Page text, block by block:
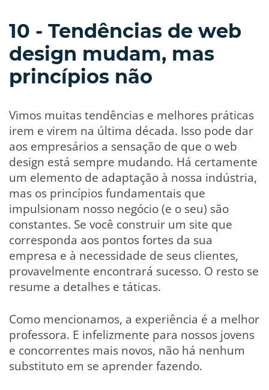
10 - Tendências de web
design mudam, mas
princípios não
Vimos muitas tendências e melhores práticas
irem e virem na última década. Isso pode dar
aos empresários a sensação de que o web
design está sempre mudando. Há certamente
um elemento de adaptação à nossa indústria,
mas os princípios fundamentais que
impulsionam nosso negócio (e o seu) são
constantes. Se você construir um site que
corresponda aos pontos fortes da sua
empresa e à necessidade de seus clientes,
provavelmente encontrará sucesso. O resto se
resume a detalhes e táticas.
Como mencionamos, a experiência é a melhor
professora. E infelizmente para nossos jovens
e concorrentes mais novos, não há nenhum
substituto em se aprender fazendo.